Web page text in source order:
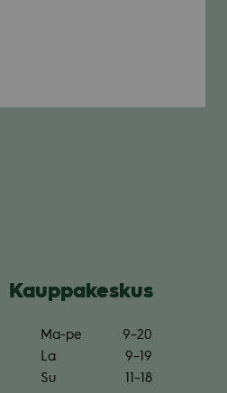
Kaup­pa­kes­kus
Ma-pe
9–20
La
9–19
Su
11–18